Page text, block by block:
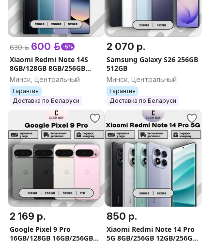
630 р. 600 р. -5%
Xiaomi Redmi Note 14S
8GB/128GB 8GB/256GB
12GB/512GB
Минск, Центральный
Гарантия
Доставка по Беларуси
2 070 р.
Samsung Galaxy S26 256GB
512GB
Минск, Центральный
Гарантия
Доставка по Беларуси
2 169 р.
Google Pixel 9 Pro
16GB/128GB 16GB/256GB
850 р.
Xiaomi Redmi Note 14 Pro
5G 8GB/256GB 12GB/256GB